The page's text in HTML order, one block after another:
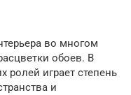
во многом
обоев. В
ролей играет степень
и